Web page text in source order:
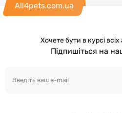
All4pets.com.ua
Хочете бути в курсі
Підпишіться на